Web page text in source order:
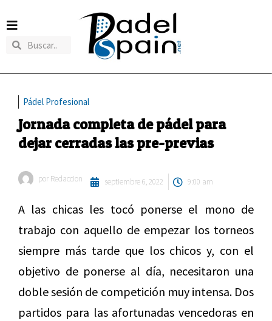
Pádel Profesional
Jornada completa de pádel para
dejar cerradas las pre-previas
por Redaccion septiembre 6, 2022 9:00 am
A las chicas les tocó ponerse el mono de
trabajo con aquello de empezar los torneos
siempre más tarde que los chicos y, con el
objetivo de ponerse al día, necesitaron una
doble sesión de competición muy intensa. Dos
partidos para las afortunadas vencedoras en